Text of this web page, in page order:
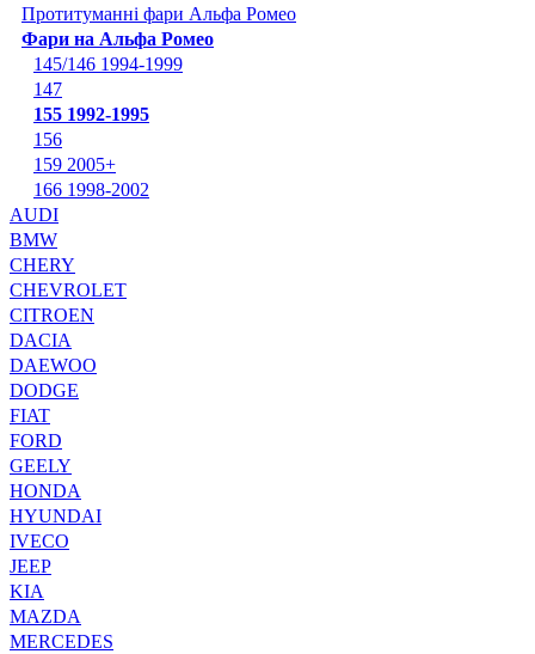
Протитуманні фари Альфа Ромео
Фари на Альфа Ромео
145/146 1994-1999
147
155 1992-1995
156
159 2005+
166 1998-2002
AUDI
BMW
CHERY
CHEVROLET
CITROEN
DACIA
DAEWOO
DODGE
FIAT
FORD
GEELY
HONDA
HYUNDAI
IVECO
JEEP
KIA
MAZDA
MERCEDES